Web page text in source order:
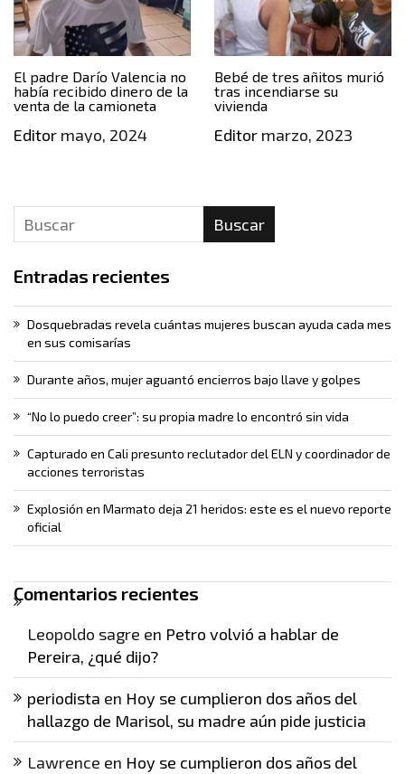
El padre Darío Valencia no
había recibido dinero de la
venta de la camioneta
Editor mayo, 2024
Bebé de tres añitos murió
tras incendiarse su
vivienda
Editormarzo, 2023
Buscar
Entradas recientes
Dosquebradas revela cuántas mujeres buscan ayuda cada mes
en sus comisarías
Durante años, mujer aguantó encierros bajo llave y golpes
“No lo puedo creer”: su propia madre lo encontró sin vida
Capturado en Cali presunto reclutador del ELN y coordinador de
acciones terroristas
Explosión en Marmato deja 21 heridos: este es el nuevo reporte
oficial
Comentarios recientes
Leopoldo sagre en Petro volvió a hablar de
Pereira, ¿qué dijo?
periodista en Hoy se cumplieron dos años del
hallazgo de Marisol, su madre aún pide justicia
Lawrence en Hoy se cumplieron dos años del